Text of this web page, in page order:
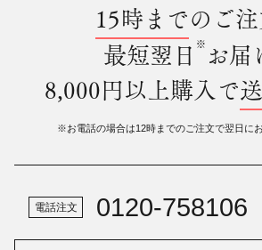
15時までのご
最短翌日 ※ お届
8,000円以上購入で
※お電話の場合は12時までのご注文で翌日に
電話注文 0120-758106